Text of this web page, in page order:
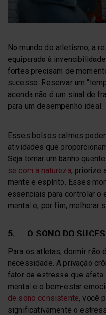
No mundo do atletismo, a
equiparada à
fortes precisam de
sucesso. Reservar um
agenda não é um sinal de
para um desempenho ideal.
Esses bolsos calmos
atividades que
Seja tomar um banho
se com a natureza, priorize
mente e espírito. Esses
essenciais para controlar o
mental e, por fim, melhorar
5. O SONO DO
Para os atletas, dormir não
necessidade. A privação
fator de estresse que afeta
mental e o bem-estar
de sono consistente, você
significativamente o